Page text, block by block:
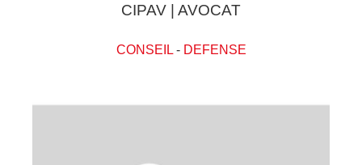
CIPAV | AVOCAT
CONSEIL- DEFENSE